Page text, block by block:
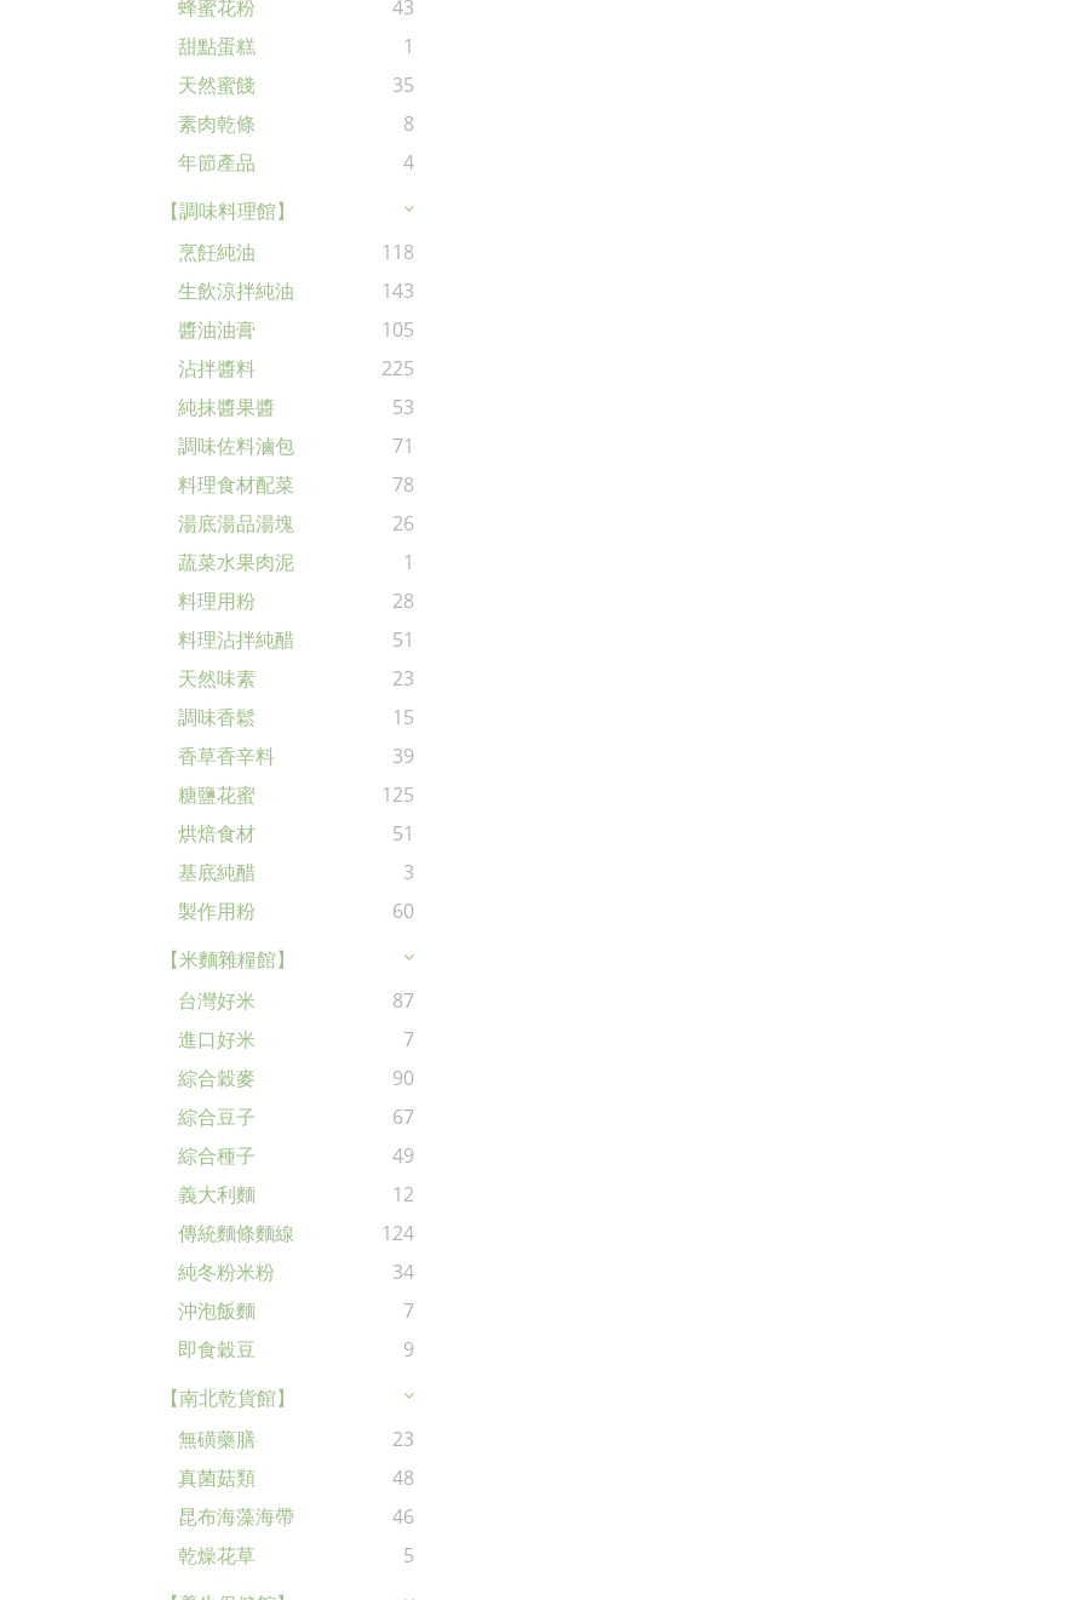
蜂蜜花粉
43
甜點蛋糕
1
天然蜜餞
35
素肉乾條
8
年節產品
4
【調味料理館】
烹飪純油
118
生飲涼拌純油
143
醬油油膏
105
沾拌醬料
225
純抹醬果醬
53
調味佐料滷包
71
料理食材配菜
78
湯底湯品湯塊
26
蔬菜水果肉泥
1
料理用粉
28
料理沾拌純醋
51
天然味素
23
調味香鬆
15
香草香辛料
39
糖鹽花蜜
125
烘焙食材
51
基底純醋
3
製作用粉
60
【米麵雜糧館】
台灣好米
87
進口好米
7
綜合穀麥
90
綜合豆子
67
綜合種子
49
義大利麵
12
傳統麵條麵線
124
純冬粉米粉
34
沖泡飯麵
7
即食穀豆
9
【南北乾貨館】
無磺藥膳
23
真菌菇類
48
昆布海藻海帶
46
乾燥花草
5